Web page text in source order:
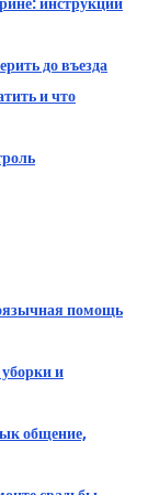
до въезда
и что
помощь
и
общение,